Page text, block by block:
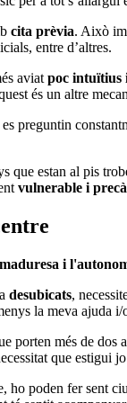
cita prèvia. Això
entre d’altres.
aviat poc intuïtius
és un altre
es preguntin
que estan al pis
vulnerable i
maduresa i
desubicats,
la meva ajuda
porten més de dos
que
ho poden fer sent